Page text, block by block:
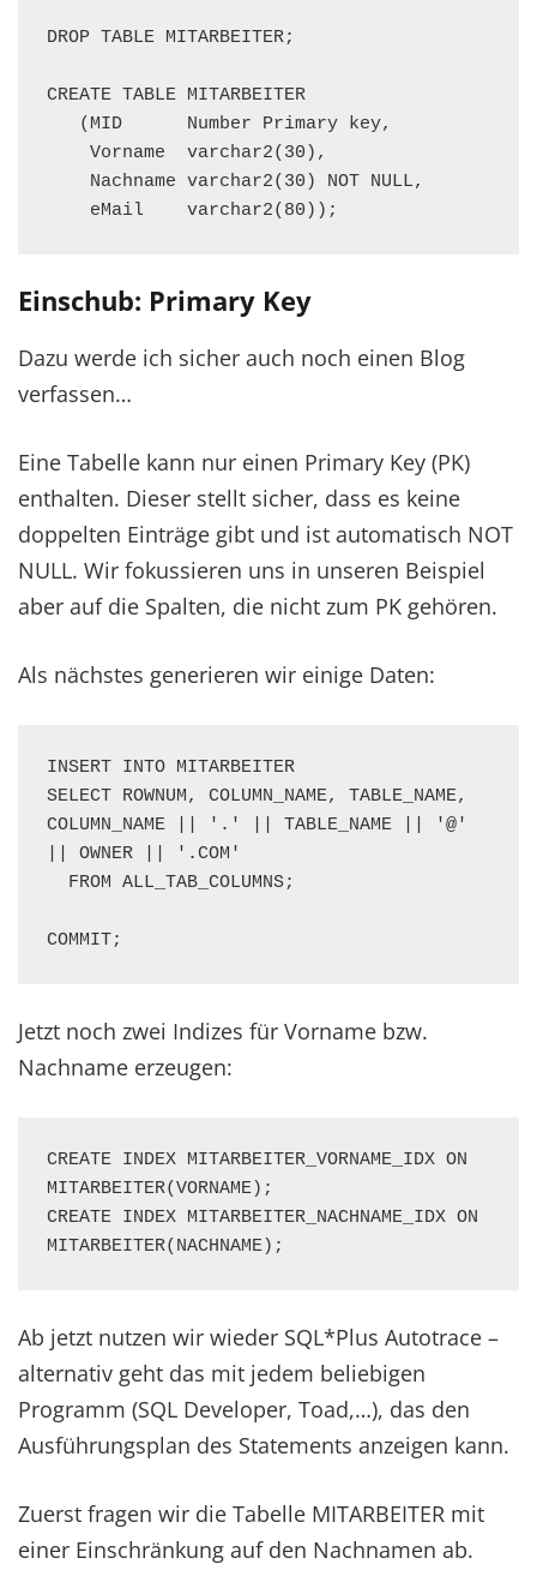
DROP TABLE MITARBEITER;
CREATE TABLE MITARBEITER
    eMail    varchar2(80));
Einschub: Primary Key
Dazu werde ich sicher auch noch einen Blog
verfassen…
Eine Tabelle kann nur einen Primary Key (PK)
enthalten. Dieser stellt sicher, dass es keine
doppelten Einträge gibt und ist automatisch NOT
NULL. Wir fokussieren uns in unseren Beispiel
aber auf die Spalten, die nicht zum PK gehören.
Als nächstes generieren wir einige Daten:
INSERT INTO MITARBEITER
SELECT ROWNUM, COLUMN_NAME, TABLE_NAME,
COLUMN_NAME || '.' || TABLE_NAME || '@'
|| OWNER || '.COM'
COMMIT;
Jetzt noch zwei Indizes für Vorname bzw.
Nachname erzeugen:
CREATE INDEX MITARBEITER_VORNAME_IDX ON
MITARBEITER(VORNAME);
CREATE INDEX MITARBEITER_NACHNAME_IDX ON
MITARBEITER(NACHNAME);
Ab jetzt nutzen wir wieder SQL*Plus Autotrace –
alternativ geht das mit jedem beliebigen
Programm (SQL Developer, Toad,…), das den
Ausführungsplan des Statements anzeigen kann.
Zuerst fragen wir die Tabelle MITARBEITER mit
einer Einschränkung auf den Nachnamen ab.